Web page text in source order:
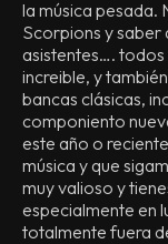
la música pesada.
Scorpions y
asistentes….
increible, y
bancas clásicas,
componiento
este año o
música y que
muy valioso y
especialmente en
totalmente fuera